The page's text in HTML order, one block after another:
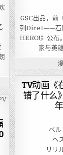
GSC出品，前
列Dire1——石
HERO!》公布
家与英
TV动画《
错了什么
ベ
ヘ
リリ